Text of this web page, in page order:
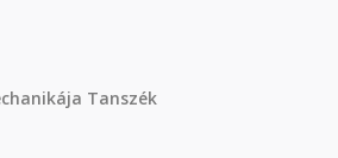
Tanszék